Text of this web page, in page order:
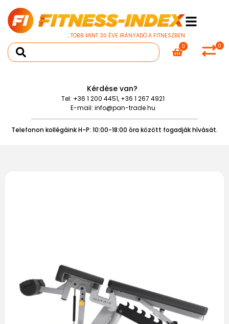
...TÖBB MINT 30 ÉVE IRÁNYADÓ A FITNESZBEN
0
0
Kérdése van?
Tel: +36 1 200 4451, +36 1 267 4921
E-mail: info@pan-trade.hu
Telefonon kollégáink H-P: 10:00-18:00 óra között fogadják hívását.